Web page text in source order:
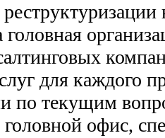
для каждого
по текущим
офис,